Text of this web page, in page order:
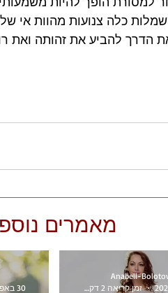
כלה צנועות מהוות אי של
הדרך להביע את זהותה ואת
מאמרים
Anabell-
זמן קריאה 2 דקות
30 באפר׳ 2024